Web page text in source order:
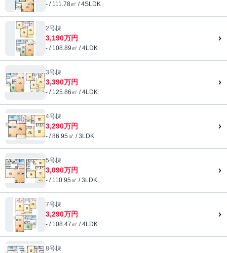
- / 111.78㎡ / 4SLDK
2号棟
3,190万円
- / 108.89㎡ / 4LDK
3号棟
3,390万円
- / 125.86㎡ / 4LDK
4号棟
3,290万円
- / 86.95㎡ / 3LDK
5号棟
3,090万円
- / 110.95㎡ / 3LDK
7号棟
3,290万円
- / 108.47㎡ / 4LDK
8号棟